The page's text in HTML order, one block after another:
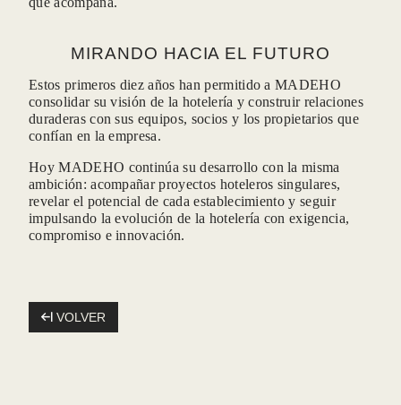
MIRANDO HACIA EL FUTURO
Estos primeros diez años han permitido a MADEHO
consolidar su visión de la hotelería y construir relaciones
duraderas con sus equipos, socios y los propietarios que
confían en la empresa.
Hoy MADEHO continúa su desarrollo con la misma
ambición: acompañar proyectos hoteleros singulares,
revelar el potencial de cada establecimiento y seguir
impulsando la evolución de la hotelería con exigencia,
compromiso e innovación.
VOLVER
Apellido :
Correo electrónico :
Mensaje*: